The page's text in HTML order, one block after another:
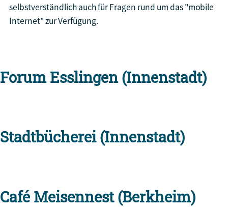
selbstverständlich auch für Fragen rund um das "mobile
Internet" zur Verfügung.
Forum Esslingen (Innenstadt)
Stadtbücherei (Innenstadt)
Café Meisennest (Berkheim)